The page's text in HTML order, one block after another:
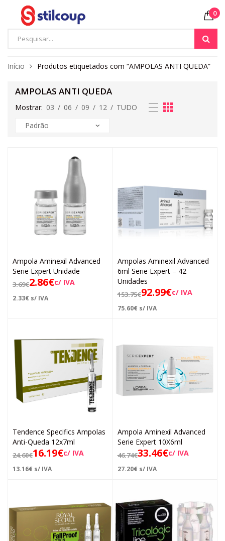
0
Início Produtos etiquetados com “AMPOLAS ANTI QUEDA”
AMPOLAS ANTI QUEDA
Mostrar: 03 / 06 / 09 / 12 / TUDO
Ampola Aminexil Advanced
Serie Expert Unidade
3.69€2.86€c/ IVA
2.33€ s/ IVA
Ampolas Aminexil Advanced
6ml Serie Expert – 42
Unidades
153.75€92.99€c/ IVA
75.60€ s/ IVA
Tendence Specifics Ampolas
Anti-Queda 12x7ml
24.60€16.19€c/ IVA
13.16€ s/ IVA
Ampola Aminexil Advanced
Serie Expert 10X6ml
46.74€33.46€c/ IVA
27.20€ s/ IVA